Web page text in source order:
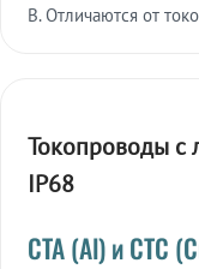
В. Отличаются от
Токопроводы с
IP68
СТА (Al) и СТС